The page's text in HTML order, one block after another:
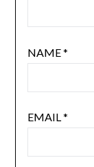
NAME*
EMAIL *